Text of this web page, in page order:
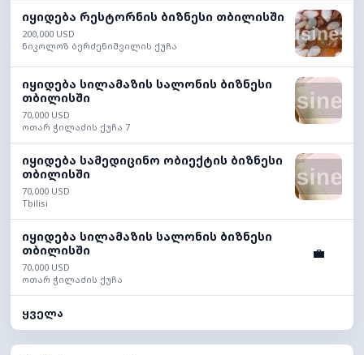
იყიდება რესტორნის ბიზნესი თბილისში
200,000 USD
ნიკოლოზ ბერძენიშვილის ქუჩა
იყიდება სილამაზის სალონის ბიზნესი
თბილისში
70,000 USD
ოთარ ჭილაძის ქუჩა 7
იყიდება სამედიცინო ობიექტის ბიზნესი
თბილისში
70,000 USD
Tbilisi
იყიდება სილამაზის სალონის ბიზნესი
თბილისში
70,000 USD
ოთარ ჭილაძის ქუჩა
💼
ყველა